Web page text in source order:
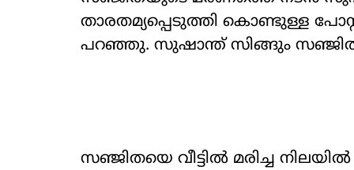
താരതമ‍്യപ്പെടുത്തി കൊണ്ടുള്ള
പറഞ്ഞു. സുഷാന്ത് സിങ്ങും
സഞ്ജിതയെ വീട്ടിൽ മരിച്ച